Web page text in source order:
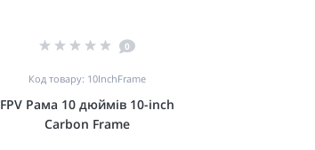
0
Код товару: 10InchFrame
FPV Рама 10 дюймів 10-inch
Carbon Frame